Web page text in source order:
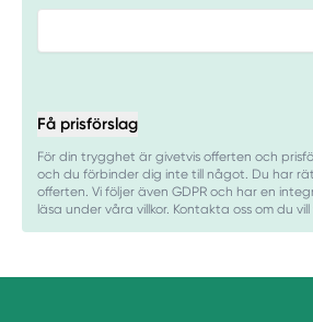
Få prisförslag
För din trygghet är givetvis offerten och
och du förbinder dig inte till något. Du har
offerten. Vi följer även GDPR och har en
läsa under våra villkor. Kontakta oss om du